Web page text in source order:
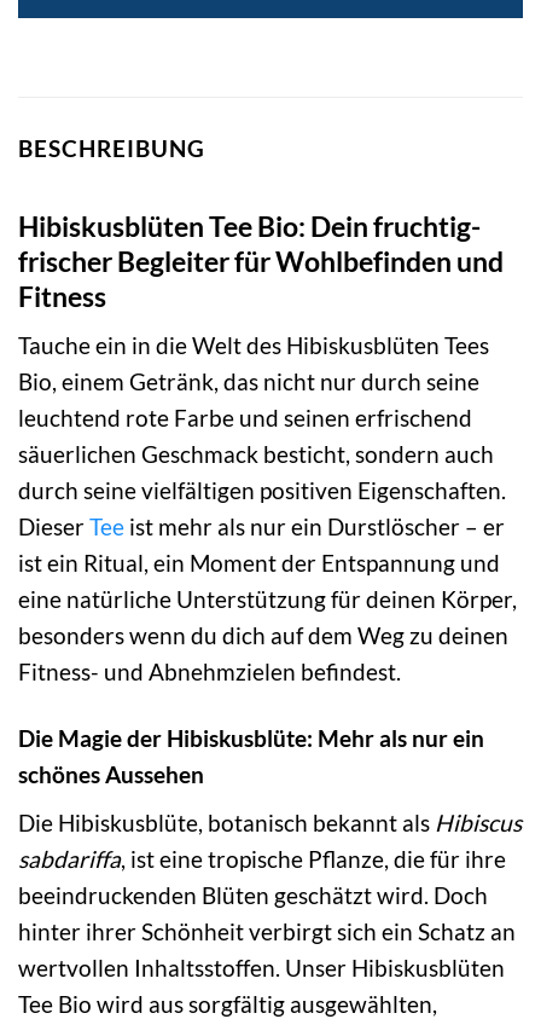
BESCHREIBUNG
Hibiskusblüten Tee Bio: Dein fruchtig-
frischer Begleiter für Wohlbefinden und
Fitness
Tauche ein in die Welt des Hibiskusblüten Tees
Bio, einem Getränk, das nicht nur durch seine
leuchtend rote Farbe und seinen erfrischend
säuerlichen Geschmack besticht, sondern auch
durch seine vielfältigen positiven Eigenschaften.
DieserTee ist mehr als nur ein Durstlöscher – er
ist ein Ritual, ein Moment der Entspannung und
eine natürliche Unterstützung für deinen Körper,
besonders wenn du dich auf dem Weg zu deinen
Fitness- und Abnehmzielen befindest.
Die Magie der Hibiskusblüte: Mehr als nur ein
schönes Aussehen
Die Hibiskusblüte, botanisch bekannt als Hibiscus
sabdariffa, ist eine tropische Pflanze, die für ihre
beeindruckenden Blüten geschätzt wird. Doch
hinter ihrer Schönheit verbirgt sich ein Schatz an
wertvollen Inhaltsstoffen. Unser Hibiskusblüten
Tee Bio wird aus sorgfältig ausgewählten,